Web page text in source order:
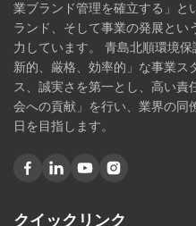
業ブランド管理を確立する」と
ランド、そして事業の発展とい
力しています。 青島北順環境
新的、厳格、効率的」な事業ス
ス、誠実さを第一とし、高い責
会への貢献」を行い、業界の同
日を目指します。
クイックリンク